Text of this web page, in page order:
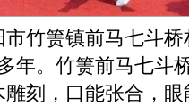
箦镇前马七斗桥
年。竹箦前马七斗
刻，口能张合，